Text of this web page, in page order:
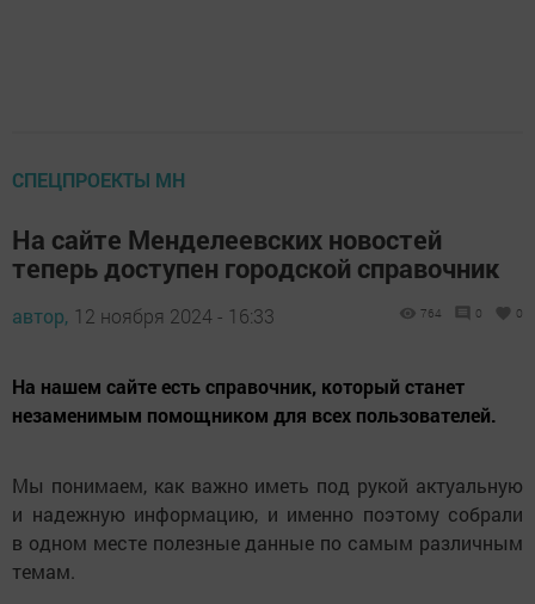
СПЕЦПРОЕКТЫ МН
На сайте Менделеевских новостей
теперь доступен городской справочник
автор, 12 ноября 2024 - 16:33 764 0 0
На нашем сайте есть справочник, который станет
незаменимым помощником для всех пользователей.
Мы понимаем, как важно иметь под рукой актуальную
и надежную информацию, и именно поэтому собрали
в одном месте полезные данные по самым различным
темам.